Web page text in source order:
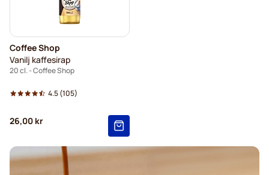
Coffee Shop
Vanilj kaffesirap
20 cl. - Coffee Shop
4.5(105)
26,00 kr